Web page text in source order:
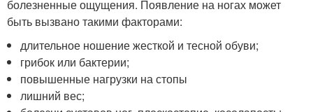
болезненные ощущения. Появление на ногах может
быть вызвано такими факторами:
длительное ношение жесткой и тесной обуви;
грибок или бактерии;
повышенные нагрузки на стопы
лишний вес;